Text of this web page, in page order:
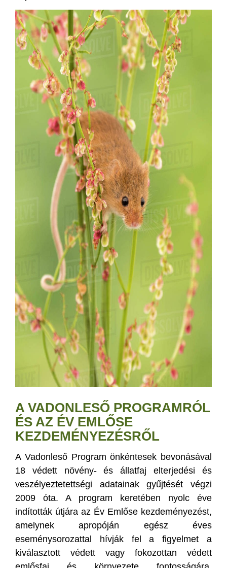
A VADONLESŐ PROGRAMRÓL
ÉS AZ ÉV EMLŐSE
KEZDEMÉNYEZÉSRŐL
A Vadonleső Program önkéntesek bevonásával
18 védett növény- és állatfaj elterjedési és
veszélyeztetettségi adatainak gyűjtését végzi
2009 óta. A program keretében nyolc éve
indították útjára az Év Emlőse kezdeményezést,
amelynek apropóján egész éves
eseménysorozattal hívják fel a figyelmet a
kiválasztott védett vagy fokozottan védett